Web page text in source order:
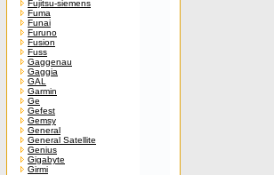
Fujitsu-siemens
Fuma
Funai
Furuno
Fusion
Fuss
Gaggenau
Gaggia
GAL
Garmin
Ge
Gefest
Gemsy
General
General Satellite
Genius
Gigabyte
Girmi